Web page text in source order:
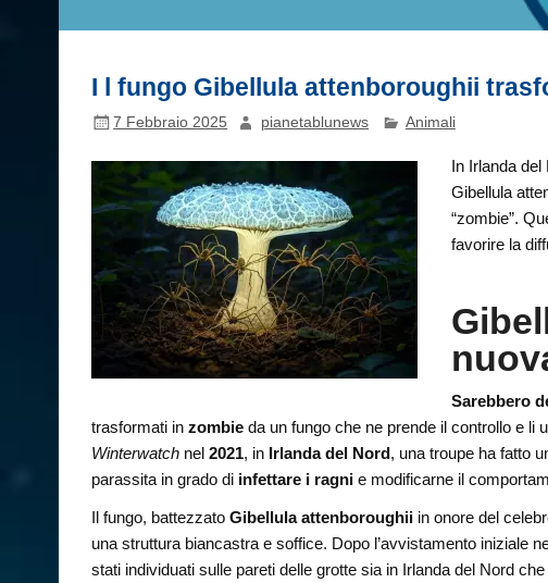
I l fungo Gibellula attenboroughii
7 Febbraio 2025 pianetablunews Animali
In Irlanda
Gibellula
“zombie”.
favorire la
Sarebbero
trasformati inzombie da un fungo che ne prende il controllo e li
Winterwatch nel2021, in Irlanda del Nord, una troupe ha fatto
parassita in grado di infettare i ragni e modificarne il
Il fungo, battezzatoGibellula attenboroughii in onore del
una struttura biancastra e soffice. Dopo l’avvistamento iniziale
stati individuati sulle pareti delle grotte sia in Irlanda del Nord